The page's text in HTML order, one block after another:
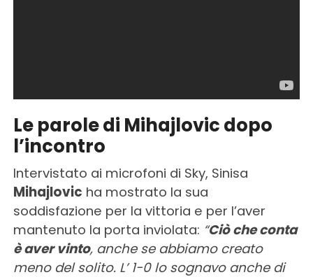
Le parole di Mihajlovic dopo
l’incontro
Intervistato ai microfoni di Sky, Sinisa
Mihajlovic ha mostrato la sua
soddisfazione per la vittoria e per l’aver
mantenuto la porta inviolata: “Ciò che conta
è aver vinto, anche se abbiamo creato
meno del solito. L’ 1-0 lo sognavo anche di